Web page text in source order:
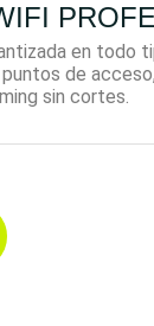
en todo
de
sin cortes.